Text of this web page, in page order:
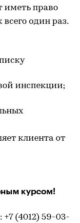
иметь право
один раз.
инспекции;
клиента от
курсом!
(4012) 59-03-